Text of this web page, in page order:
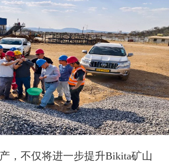
，不仅将进一步提升Bikita矿山